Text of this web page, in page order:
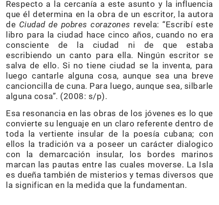
Respecto a la cercanía a este asunto y la influencia
que él determina en la obra de un escritor, la autora
de Ciudad de pobres corazones revela: “Escribí este
libro para la ciudad hace cinco años, cuando no era
consciente de la ciudad ni de que estaba
escribiendo un canto para ella. Ningún escritor se
salva de ello. Si no tiene ciudad se la inventa, para
luego cantarle alguna cosa, aunque sea una breve
cancioncilla de cuna. Para luego, aunque sea, silbarle
alguna cosa”. (2008: s/p).
Esa resonancia en las obras de los jóvenes es lo que
convierte su lenguaje en un claro referente dentro de
toda la vertiente insular de la poesía cubana; con
ellos la tradición va a poseer un carácter dialogico
con la demarcación insular, los bordes marinos
marcan las pautas entre las cuales moverse. La Isla
es dueña también de misterios y temas diversos que
la significan en la medida que la fundamentan.